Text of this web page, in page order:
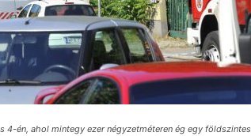
4-én, ahol mintegy ezer négyzetméteren ég egy földszintes